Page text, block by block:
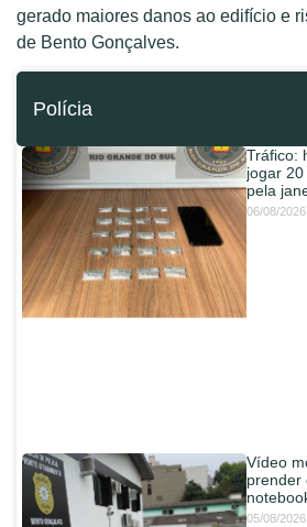
gerado maiores danos ao edifício e
de Bento Gonçalves.
Polícia
Tráfico:
jogar
pela
06/08/2026
Vídeo
prender
05/08/2026